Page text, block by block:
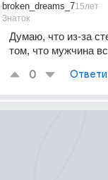
broken_dreams_7
Знаток
15лет
Думаю, что из-за
том, что мужчина
0